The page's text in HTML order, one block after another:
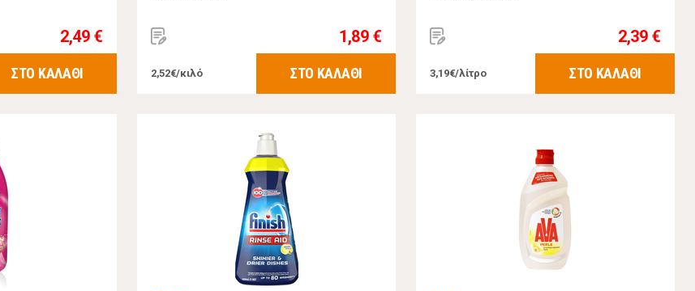
2,49 €
ΣΤΟ ΚΑΛΑΘΙ
1,89 €
2,52€/κιλό ΣΤΟ ΚΑΛΑΘΙ
2,39 €
3,19€/λίτρο ΣΤΟ ΚΑΛΑΘΙ